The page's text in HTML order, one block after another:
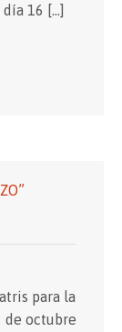
16 […]
para la
de octubre